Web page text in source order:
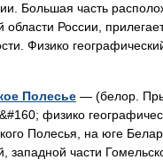
Большая часть
области России,
Физико
Полесье — (белор.
физико
Полесья, на юге
западной части